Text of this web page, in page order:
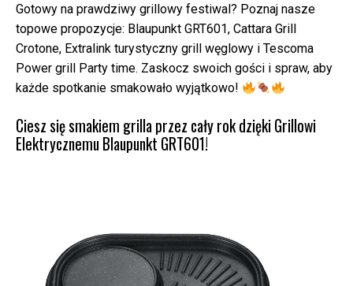
Gotowy na prawdziwy grillowy festiwal? Poznaj nasze
topowe propozycje: Blaupunkt GRT601, Cattara Grill
Crotone, Extralink turystyczny grill węglowy i Tescoma
Power grill Party time. Zaskocz swoich gości i spraw, aby
każde spotkanie smakowało wyjątkowo!
Ciesz się smakiem grilla przez cały rok dzięki Grillowi
Elektrycznemu Blaupunkt GRT601!